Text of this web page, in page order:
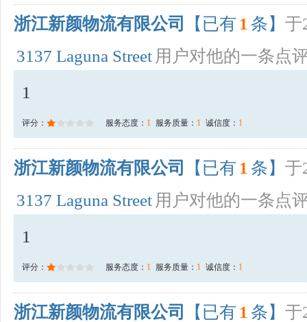
浙江新颜物流有限公司 【已有 1 条】 于
3137 Laguna Street 用户对他的一条点
1
评分： 服务态度： 1 服务质量： 1 诚信度： 1
浙江新颜物流有限公司 【已有 1 条】 于
3137 Laguna Street 用户对他的一条点
1
评分： 服务态度： 1 服务质量： 1 诚信度： 1
浙江新颜物流有限公司 【已有 1 条】 于